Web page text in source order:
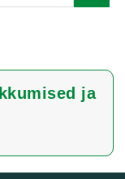
ČEŠTINA
PORTUGUÊS
ja